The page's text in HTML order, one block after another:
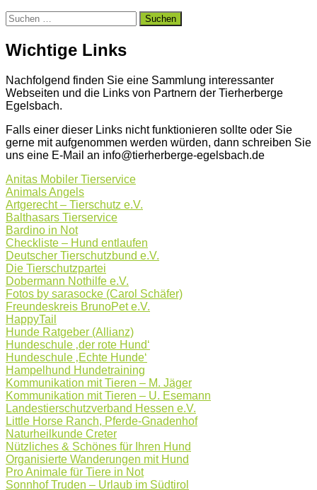
Suchen
nach:
Wichtige Links
Nachfolgend finden Sie eine Sammlung interessanter
Webseiten und die Links von Partnern der Tierherberge
Egelsbach.
Falls einer dieser Links nicht funktionieren sollte oder Sie
gerne mit aufgenommen werden würden, dann schreiben Sie
uns eine E-Mail an info@tierherberge-egelsbach.de
Anitas Mobiler Tierservice
Animals Angels
Artgerecht – Tierschutz e.V.
Balthasars Tierservice
Bardino in Not
Checkliste – Hund entlaufen
Deutscher Tierschutzbund e.V.
Die Tierschutzpartei
Dobermann Nothilfe e.V.
Fotos by sarasocke (Carol Schäfer)
Freundeskreis BrunoPet e.V.
HappyTail
Hunde Ratgeber (Allianz)
Hundeschule ‚der rote Hund‘
Hundeschule ‚Echte Hunde‘
Hampelhund Hundetraining
Kommunikation mit Tieren – M. Jäger
Kommunikation mit Tieren – U. Esemann
Landestierschutzverband Hessen e.V.
Little Horse Ranch, Pferde-Gnadenhof
Naturheilkunde Creter
Nützliches & Schönes für Ihren Hund
Organisierte Wanderungen mit Hund
Pro Animale für Tiere in Not
Sonnhof Truden – Urlaub im Südtirol